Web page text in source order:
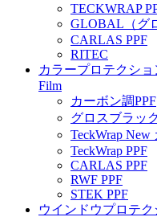
TECKWRAP
GLOBAL（グ
CARLAS PPF
RITEC
カラープロテクショ
Film
カーボン調PPF
グロスブラッ
TeckWrap New
TeckWrap PPF
CARLAS PPF
RWF PPF
STEK PPF
ウインドウプロテク